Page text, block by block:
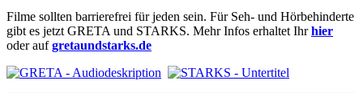
Filme sollten barrierefrei für jeden sein. Für Seh- und Hörbehinderte
gibt es jetzt GRETA und STARKS. Mehr Infos erhaltet Ihrhier
oder aufgretaundstarks.de